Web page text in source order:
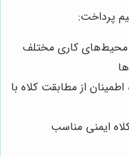
پرداخت:
محیط‌های کاری مختلف
از مطابقت کلاه با
ایمنی مناسب